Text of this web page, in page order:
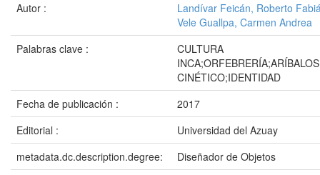
Autor :
Landívar Feicán, Roberto
Vele Guallpa, Carmen Andrea
Palabras clave :
CULTURA
CINÉTICO;IDENTIDAD
Fecha de publicación :
2017
Editorial :
Universidad del Azuay
metadata.dc.description.degree:
Diseñador de Objetos